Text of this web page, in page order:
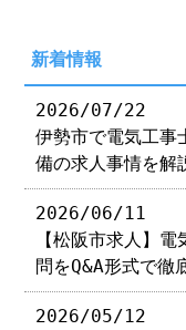
新着情報
2026/07/22
伊勢市で電気工事
備の求人事情を解
2026/06/11
【松阪市求人】
問をQ&A形式で徹
2026/05/12